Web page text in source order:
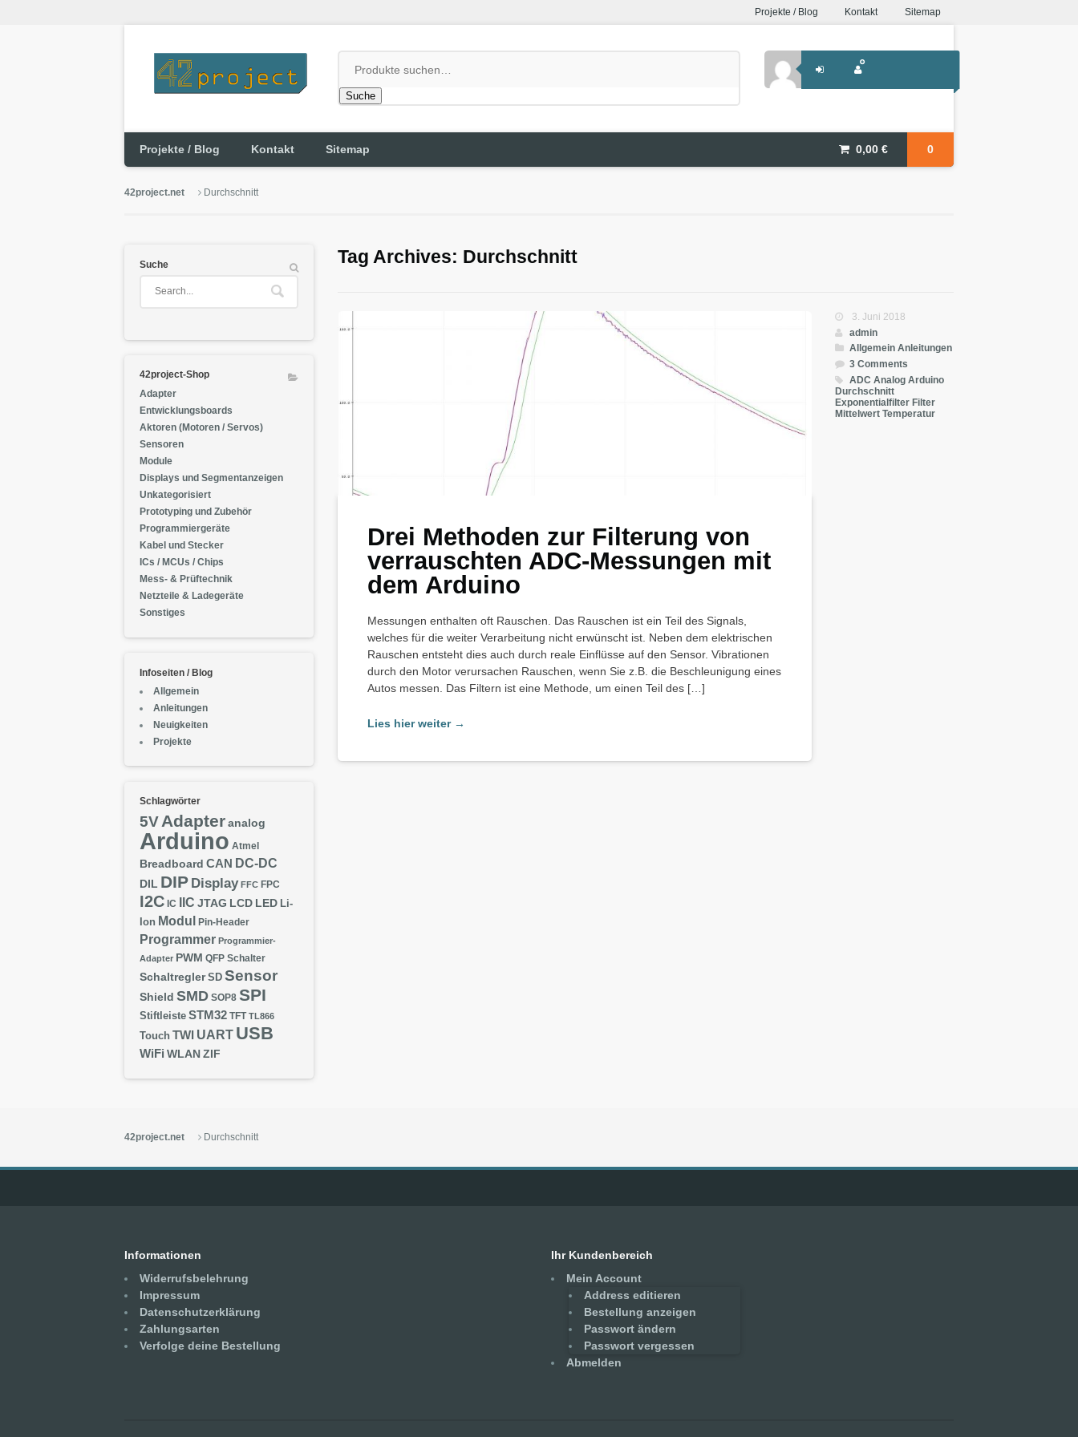
Projekte / Blog Kontakt Sitemap
Suche
0,00 € 0
Projekte / Blog Kontakt Sitemap
42project.net Durchschnitt
Tag Archives: Durchschnitt
Drei Methoden zur Filterung von
verrauschten ADC-Messungen mit
dem Arduino
Messungen enthalten oft Rauschen. Das Rauschen ist ein Teil des Signals,
welches für die weiter Verarbeitung nicht erwünscht ist. Neben dem elektrischen
Rauschen entsteht dies auch durch reale Einflüsse auf den Sensor. Vibrationen
durch den Motor verursachen Rauschen, wenn Sie z.B. die Beschleunigung eines
Autos messen. Das Filtern ist eine Methode, um einen Teil des […]
Lies hier weiter →
3. Juni 2018
admin
Allgemein Anleitungen
3 Comments
ADC Analog Arduino
Durchschnitt
Exponentialfilter Filter
Mittelwert Temperatur
Suche
42project-Shop
Adapter
Entwicklungsboards
Aktoren (Motoren / Servos)
Sensoren
Module
Displays und Segmentanzeigen
Unkategorisiert
Prototyping und Zubehör
Programmiergeräte
Kabel und Stecker
ICs / MCUs / Chips
Mess- & Prüftechnik
Netzteile & Ladegeräte
Sonstiges
Infoseiten / Blog
Allgemein
Anleitungen
Neuigkeiten
Projekte
Schlagwörter
5VAdapter analog
Arduino Atmel
Breadboard CAN DC-DC
DIL DIP Display FFC FPC
I2C IC IIC JTAG LCD LED Li-
Ion Modul Pin-Header
Programmer Programmier-
Adapter PWM QFP Schalter
Schaltregler SD Sensor
Shield SMD SOP8 SPI
Stiftleiste STM32 TFT TL866
Touch TWI UART USB
WiFi WLAN ZIF
42project.net Durchschnitt
Informationen
Widerrufsbelehrung
Impressum
Datenschutzerklärung
Zahlungsarten
Verfolge deine Bestellung
Ihr Kundenbereich
Mein Account
Address editieren
Bestellung anzeigen
Passwort ändern
Passwort vergessen
Abmelden